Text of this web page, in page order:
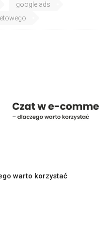
google ads
warto korzystać